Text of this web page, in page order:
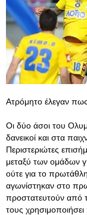
Ατρόμητο έλεγαν
Οι δύο άσοι του
δανεικοί και στα
Περιστεριώτες
μεταξύ των ομάδων
ούτε για το
αγωνίστηκαν στο
προστατευτούν από
τους χρησιμοποιήσει